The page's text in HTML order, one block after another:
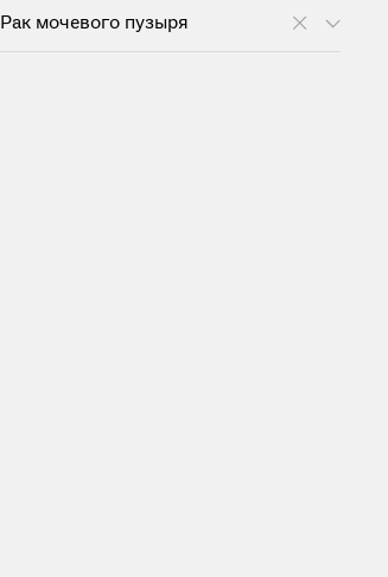
Рак мочевого пузыря